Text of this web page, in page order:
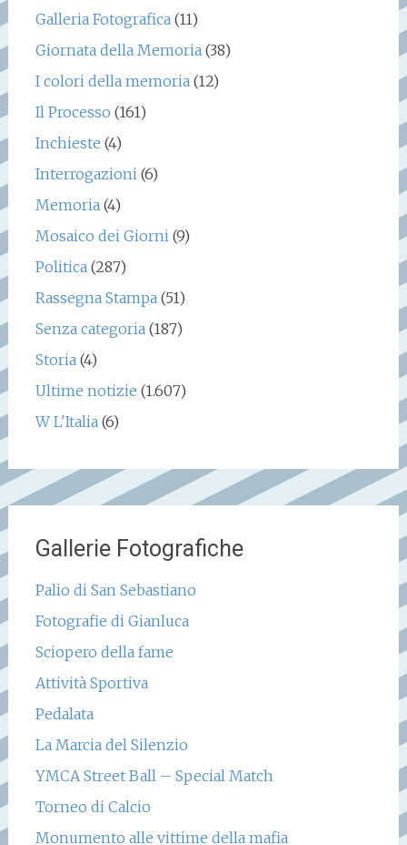
Galleria Fotografica (11)
Giornata della Memoria (38)
I colori della memoria (12)
Il Processo (161)
Inchieste (4)
Interrogazioni (6)
Memoria (4)
Mosaico dei Giorni (9)
Politica (287)
Rassegna Stampa (51)
Senza categoria (187)
Storia (4)
Ultime notizie (1.607)
W L'Italia (6)
Gallerie Fotografiche
Palio di San Sebastiano
Fotografie di Gianluca
Sciopero della fame
Attività Sportiva
Pedalata
La Marcia del Silenzio
YMCA Street Ball – Special Match
Torneo di Calcio
Monumento alle vittime della mafia